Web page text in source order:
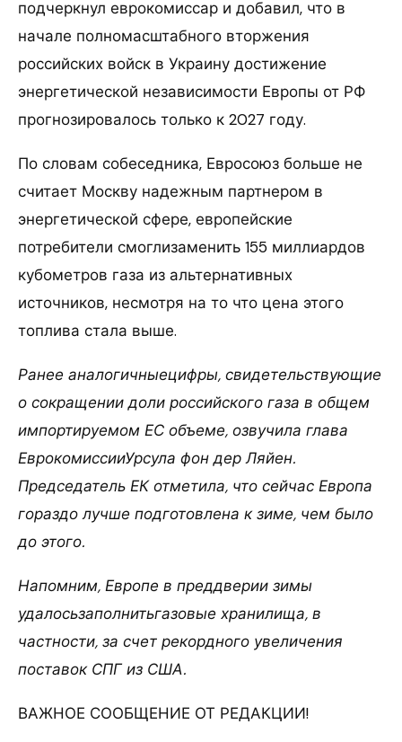
подчеркнул еврокомиссар и добавил, что в
начале полномасштабного вторжения
российских войск в Украину достижение
энергетической независимости Европы от РФ
прогнозировалось только к 2027 году.
По словам собеседника, Евросоюз больше не
считает Москву надежным партнером в
энергетической сфере, европейские
потребители смоглизаменить 155 миллиардов
кубометров газа из альтернативных
источников, несмотря на то что цена этого
топлива стала выше.
Ранее аналогичныецифры, свидетельствующие
о сокращении доли российского газа в общем
импортируемом ЕС объеме, озвучила глава
ЕврокомиссииУрсула фон дер Ляйен.
Председатель ЕК отметила, что сейчас Европа
гораздо лучше подготовлена к зиме, чем было
до этого.
Напомним, Европе в преддверии зимы
удалосьзаполнитьгазовые хранилища, в
частности, за счет рекордного увеличения
поставок СПГ из США.
ВАЖНОЕ СООБЩЕНИЕ ОТ РЕДАКЦИИ!